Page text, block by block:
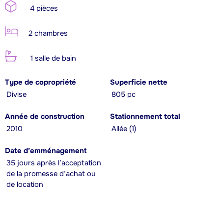
4 pièces
2 chambres
1 salle de bain
Type de copropriété
Divise
Superficie nette
805 pc
Année de construction
2010
Stationnement total
Allée (1)
Date d’emménagement
35 jours après l’acceptation
de la promesse d’achat ou
de location